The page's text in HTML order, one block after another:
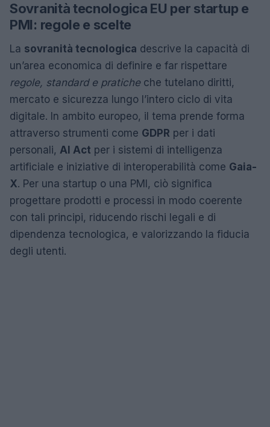
Sovranità tecnologica EU per startup e
PMI: regole e scelte
La sovranità tecnologica descrive la capacità di
un’area economica di definire e far rispettare
regole, standard e praticheche tutelano diritti,
mercato e sicurezza lungo l’intero ciclo di vita
digitale. In ambito europeo, il tema prende forma
attraverso strumenti come GDPR per i dati
personali, AI Act per i sistemi di intelligenza
artificiale e iniziative di interoperabilità come Gaia-
X. Per una startup o una PMI, ciò significa
progettare prodotti e processi in modo coerente
con tali principi, riducendo rischi legali e di
dipendenza tecnologica, e valorizzando la fiducia
degli utenti.